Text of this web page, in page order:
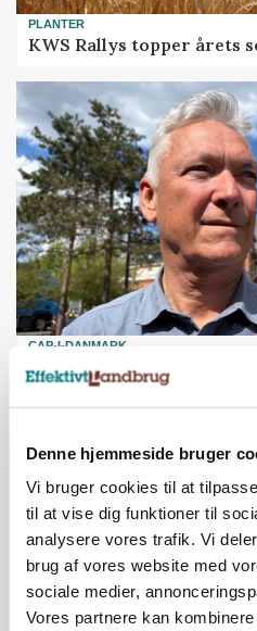
Denne hjemmeside bruger
Vi bruger cookies til at
til at vise dig funktioner til
analysere vores trafik. Vi
brug af vores website med
sociale medier,
Vores partnere kan
PLANTER
KWS Rallys topper årets
CAP-I-DANMARK
Fjerkræbranchen: - Vi
konkurrence- og